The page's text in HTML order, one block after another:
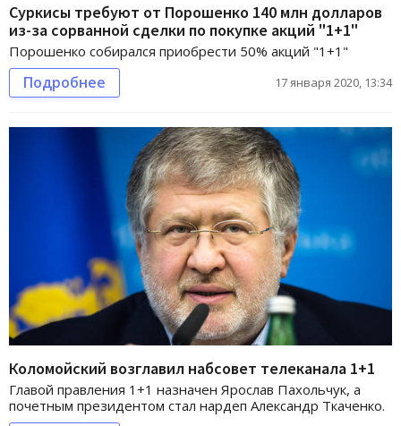
Суркисы требуют от Порошенко 140 млн долларов
из-за сорванной сделки по покупке акций "1+1"
Порошенко собирался приобрести 50% акций "1+1"
Подробнее 17 января 2020, 13:34
Коломойский возглавил набсовет телеканала 1+1
Главой правления 1+1 назначен Ярослав Пахольчук, а
почетным президентом стал нардеп Александр Ткаченко.